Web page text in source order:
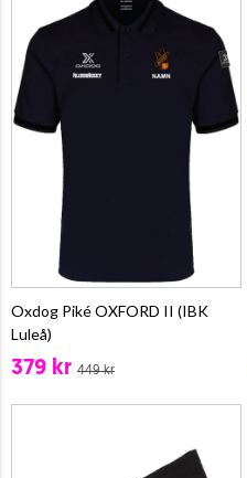
Oxdog Piké OXFORD II (IBK
Luleå)
379 kr 449 kr